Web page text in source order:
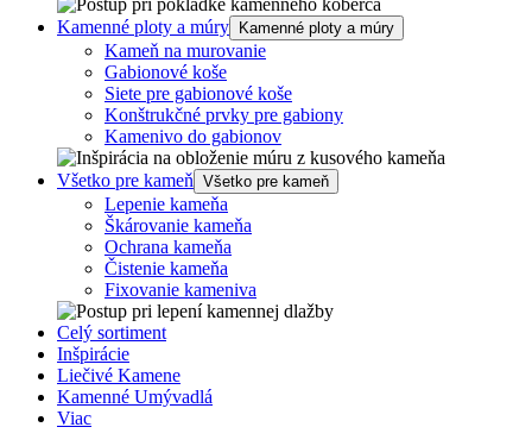
Kamenné ploty a múry Kamenné ploty a múry
Kameň na murovanie
Gabionové koše
Siete pre gabionové koše
Konštrukčné prvky pre gabiony
Kamenivo do gabionov
Všetko pre kameň Všetko pre kameň
Lepenie kameňa
Škárovanie kameňa
Ochrana kameňa
Čistenie kameňa
Fixovanie kameniva
Celý sortiment
Inšpirácie
Liečivé Kamene
Kamenné Umývadlá
Viac